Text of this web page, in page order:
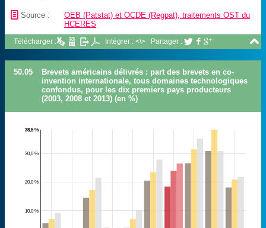
📄 Source :
OEB (Patstat) et OCDE (Regpat), traitements OST du
HCERES

Télécharger : Intégrer : <\> Partager :   
50.05
Brevets américains délivrés : part des brevets en co-
invention internationale, tous domaines technologiques
confondus, pour les dix premiers pays producteurs
(2003, 2008 et 2013) (en %)
10,0 %
20,0 %
30,0 %
38,5 %